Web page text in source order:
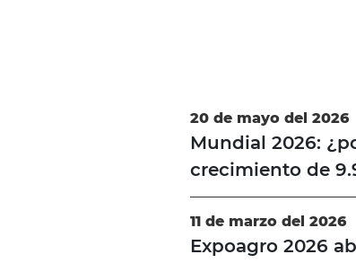
20 de mayo del 2026
Mundial 2026:
crecimiento de
11 de marzo del 2026
Expoagro 2026